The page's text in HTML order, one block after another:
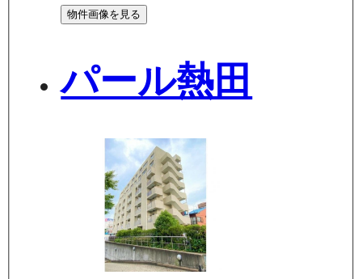
物件画像を見る
パール熱田